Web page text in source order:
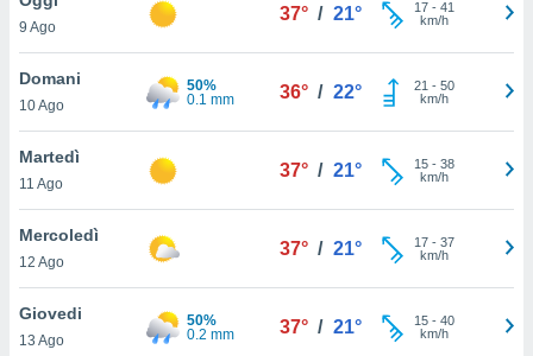
è
al sito
di
ci
di
il
un
9 Ago
37° / 21° 17- 41
km/h
Domani
10 Ago
50%
0.1 mm
36° / 22° 21 - 50
km/h
Martedì
11 Ago
37° / 21° 15- 38
km/h
Mercoledì
12 Ago
37° / 21° 17- 37
km/h
Giovedi
13 Ago
50%
0.2 mm
37° / 21° 15- 40
km/h